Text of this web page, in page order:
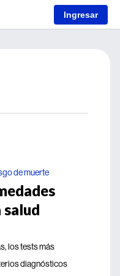
Ingresar
de muerte
salud
los tests más
diagnósticos